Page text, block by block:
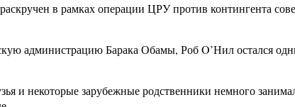
в рамках операции ЦРУ против контингента
администрацию Барака Обамы, Роб O’Нил остался
и некоторые зарубежные родственники немного